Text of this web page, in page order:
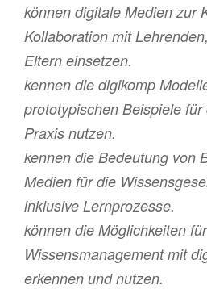
können digitale Medien zur
Kollaboration mit
Eltern einsetzen.
kennen die digikomp
prototypischen Beispiele
Praxis nutzen.
kennen die Bedeutung von
Medien für die
inklusive Lernprozesse.
können die Möglichkeiten für
Wissensmanagement mit
erkennen und nutzen.